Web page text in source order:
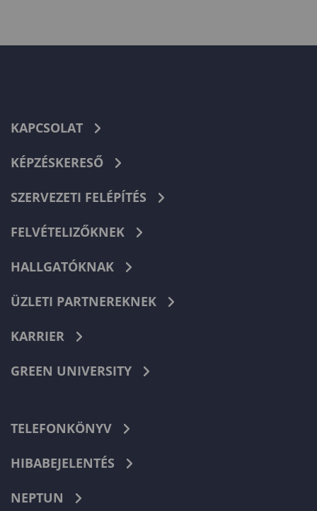
KAPCSOLAT
KÉPZÉSKERESŐ
SZERVEZETI FELÉPÍTÉS
FELVÉTELIZŐKNEK
HALLGATÓKNAK
ÜZLETI PARTNEREKNEK
KARRIER
GREEN UNIVERSITY
TELEFONKÖNYV
HIBABEJELENTÉS
NEPTUN